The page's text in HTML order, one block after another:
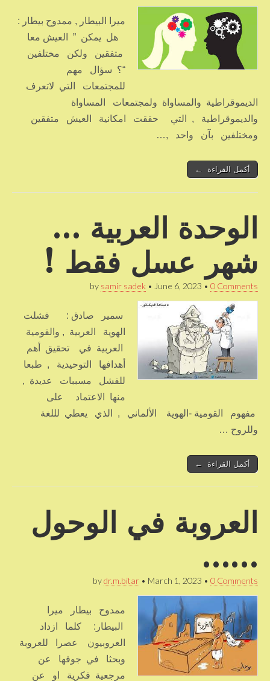
ميرا البيطار , ممدوح بيطار :
هل يمكن ” العيش معا
متفقين ولكن مختلفين
“؟ سؤال مهم
للمجتمعات التي لاتعرف
الديموقراطية والمساواة ولمجتمعات المساواة
والديموقراطية , التي حققت امكانية العيش متفقين
ومختلفين بآن واحد ,…
أكمل القراءة ←
الوحدة العربية …
شهر عسل فقط !
by samir sadek • June 6, 2023 • 0 Comments
سمير صادق : فشلت
الهوية العربية , والقومية
العربية في تحقيق أهم
أهدافها التوحيدية , طبعا
للفشل مسببات عديدة ,
منها الاعتماد على
مفهوم القومية -الهوية الألماني , الذي يعطي لللغة
وللروح …
أكمل القراءة ←
العروبة في الوحول
……
bydr.m.bitar • March 1, 2023 • 0 Comments
ممدوح بيطار ميرا
البيطار: كلما ازداد
العروبيون عصرا للعروبة
وبحثا في جوفها عن
مرجعية فكرية او عن